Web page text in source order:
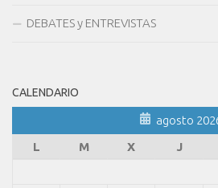
DEBATES y ENTREVISTAS
CALENDARIO
agosto
L
M X J